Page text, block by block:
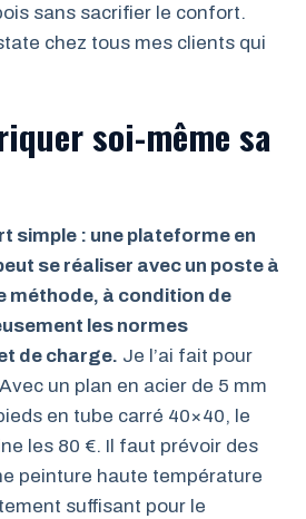
sans sacrifier le confort.
chez tous mes clients qui
soi-même sa
simple : une plateforme en
se réaliser avec un poste à
méthode, à condition de
les normes
de charge. Je l’ai fait pour
un plan en acier de 5 mm
en tube carré 40×40, le
les 80 €. Il faut prévoir des
peinture haute température
suffisant pour le